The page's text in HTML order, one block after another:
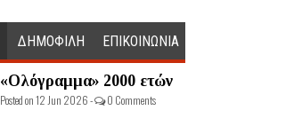
ΔΗΜΟΦΙΛΗ ΕΠΙΚΟΙΝΩΝΙΑ
«Ολόγραμμα» 2000 ετών
Posted on 12 Jun 2026 - 0 Comments